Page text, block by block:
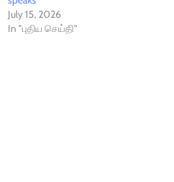
July 15, 2026
In "புதிய செய்தி"